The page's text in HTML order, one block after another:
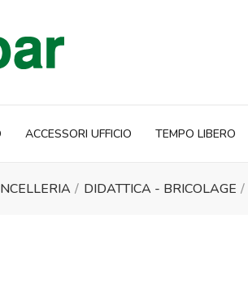
ACCESSORI UFFICIO TEMPO LIBERO
DIDATTICA - BRICOLAGE